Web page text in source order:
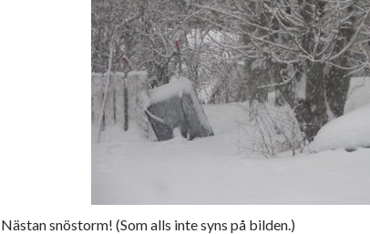
Nästan snöstorm! (Som alls inte syns på bilden.)